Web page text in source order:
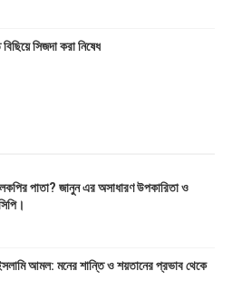
সিজদা করা নিষেধ
পাতা? জানুন এর অসাধারণ উপকারিতা ও
আমল: মনের শান্তি ও শয়তানের প্রভাব থেকে